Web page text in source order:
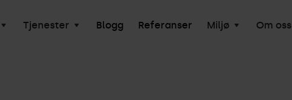
Tjenester Blogg Referanser Miljø Om oss